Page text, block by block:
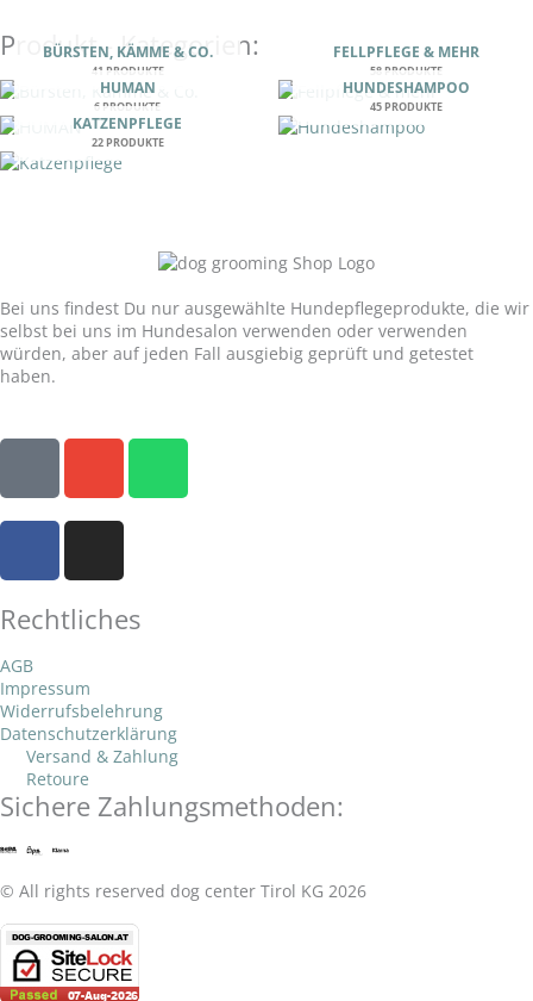
Produkt - Kategorien:
BÜRSTEN, KÄMME & CO.
41 PRODUKTE
FELLPFLEGE & MEHR
58 PRODUKTE
HUMAN
6 PRODUKTE
HUNDESHAMPOO
45 PRODUKTE
KATZENPFLEGE
22 PRODUKTE
Bei uns findest Du nur ausgewählte Hundepflegeprodukte, die wir
selbst bei uns im Hundesalon verwenden oder verwenden
würden, aber auf jeden Fall ausgiebig geprüft und getestet
haben.
P
o
e
E
v
l
o
p
W
a
F
c
e
b
o
o
k
-
f
I
s
t
r
a
m
Rechtliches
AGB
Impressum
Widerrufsbelehrung
Datenschutzerklärung
Versand & Zahlung
Retoure
Sichere Zahlungsmethoden:
© All rights reserved dog center Tirol KG 2026